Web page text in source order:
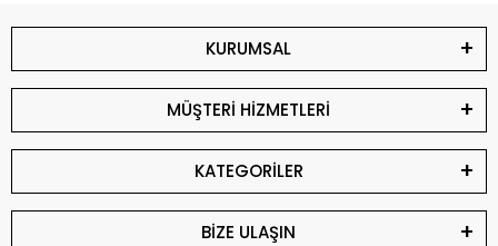
KURUMSAL
MÜŞTERİ HİZMETLERİ
KATEGORİLER
BİZE ULAŞIN